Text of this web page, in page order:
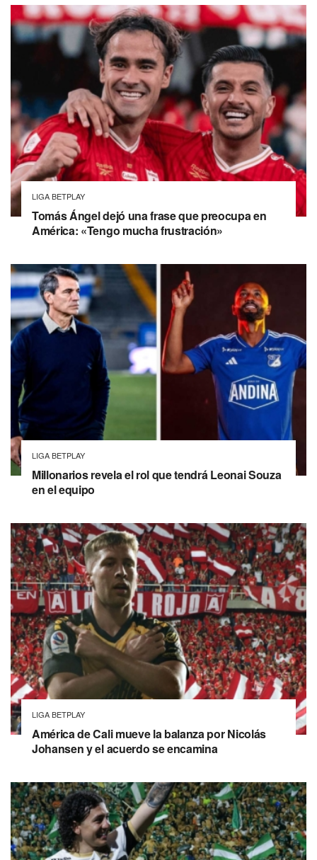
LIGA BETPLAY
Tomás Ángel dejó una frase que preocupa en
América: «Tengo mucha frustración»
LIGA BETPLAY
Millonarios revela el rol que tendrá Leonai Souza
en el equipo
LIGA BETPLAY
América de Cali mueve la balanza por Nicolás
Johansen y el acuerdo se encamina